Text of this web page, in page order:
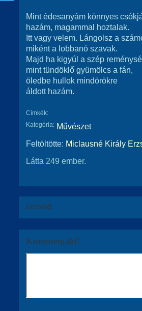
Mint édesanyám könnyes
hazám, magammal hoztalak.
Itt vagy velem. Lángolsz a
miként a lobbanó szavak.
Majd ha kigyúl a szép
mint tündöklő gyümölcs a fán,
öledbe hullok mindörökre
áldott hazám.
Címkék:
Kategória: Művészet
Feltöltötte: Miclausné Király
Látta 249 ember.
Értékeld!
Kommentáld!